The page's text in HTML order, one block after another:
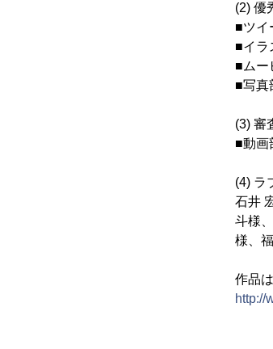
(2) 優
■ツイ
■イラ
■ムー
■写
(3) 審
■動画
(4) ラ
石井
斗様
様、
作品
http://